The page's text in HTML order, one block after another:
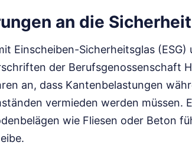
an die
Einscheiben-Sicherheitsglas
der Berufsgenossenschaft
an, dass Kantenbelastungen
vermieden werden müssen.
wie Fliesen oder Beton